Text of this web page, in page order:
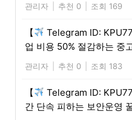
관리자 추천 0 조회 169
【
Telegram ID:
업 비용 50% 절감하는 중
관리자 추천 0 조회 183
【
Telegram ID:
간 단속 피하는 보안운영